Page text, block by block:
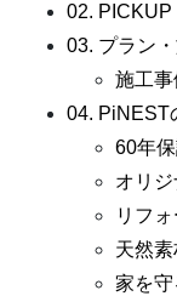
02. PICKUP
03. プラン
施工事
04. PiNEST
60年
オリ
リフ
天然
家を